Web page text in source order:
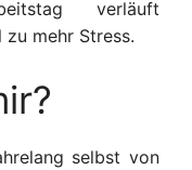
verläuft
zu mehr Stress.
selbst von